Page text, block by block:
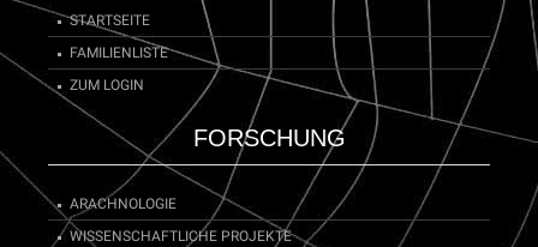
STARTSEITE
FAMILIENLISTE
ZUM LOGIN
FORSCHUNG
ARACHNOLOGIE
WISSENSCHAFTLICHE PROJEKTE